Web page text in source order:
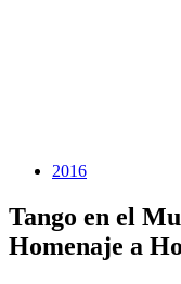
2016
Tango en el
Homenaje a